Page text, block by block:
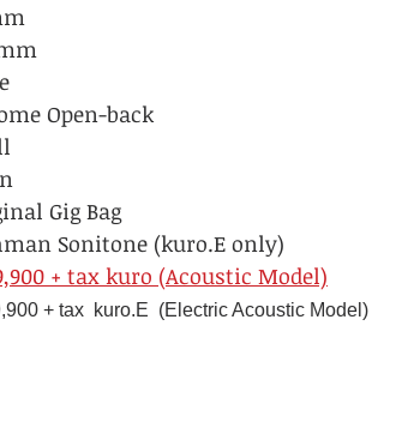
Open-back
Gig Bag
Sonitone (kuro.E only)
+ tax kuro (Acoustic Model)
+ tax kuro.E (Electric Acoustic Model)